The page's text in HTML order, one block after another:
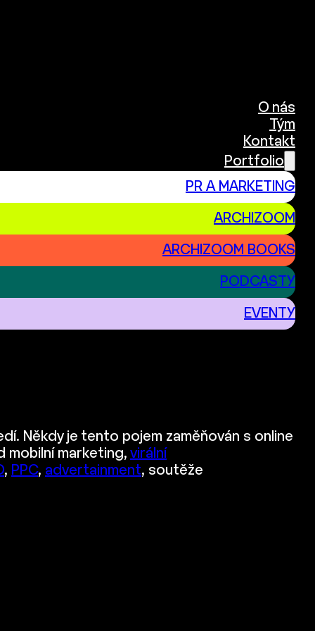
O nás
Tým
Kontakt
Portfolio
PR A MARKETING
ARCHIZOOM
ARCHIZOOM BOOKS
PODCASTY
EVENTY
Někdy je tento pojem zaměňován s online
mobilní marketing, virální
, PPC, advertainment, soutěže